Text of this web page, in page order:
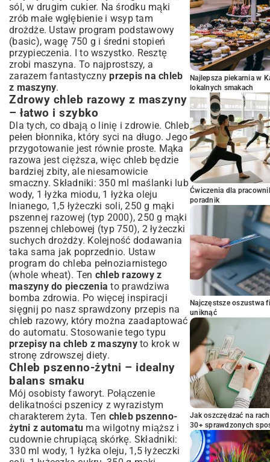
sól, w drugim cukier. Na środku mąki
zrób małe wgłębienie i wsyp tam
drożdże. Ustaw program podstawowy
(basic), wagę 750 g i średni stopień
przypieczenia. I to wszystko. Resztę
zrobi maszyna. To najprostszy, a
zarazem fantastycznyprzepis na chleb
z maszyny.
Zdrowy chleb razowy z maszyny
– łatwo i szybko
Dla tych, co dbają o linię i zdrowie. Chleb
pełen błonnika, który syci na długo. Jego
przygotowanie jest równie proste. Mąka
razowa jest cięższa, więc chleb będzie
bardziej zbity, ale niesamowicie
smaczny. Składniki: 350 ml maślanki lub
wody, 1 łyżka miodu, 1 łyżka oleju
lnianego, 1,5 łyżeczki soli, 250 g mąki
pszennej razowej (typ 2000), 250 g mąki
pszennej chlebowej (typ 750), 2 łyżeczki
suchych drożdży. Kolejność dodawania
taka sama jak poprzednio. Ustaw
program do chleba pełnoziarnistego
(whole wheat). Ten chleb razowy z
maszyny do pieczenia to prawdziwa
bomba zdrowia. Po więcej inspiracji
sięgnij po nasz sprawdzony przepis na
chleb razowy, który można zaadaptować
do automatu. Stosowanie tego typu
przepisy na chleb z maszynyto krok w
stronę zdrowszej diety.
Chleb pszenno-żytni – idealny
balans smaku
Mój osobisty faworyt. Połączenie
delikatności pszenicy z wyrazistym
charakterem żyta. Ten chleb pszenno-
żytni z automatu ma wilgotny miąższ i
cudownie chrupiącą skórkę. Składniki:
330 ml wody, 1 łyżka oleju, 1,5 łyżeczki
Najlepsza piekarnia w
lokalnych smakach
Ćwiczenia dla
poradnik
Najczęstsze oszustwa
uniknąć
Jak oszczędzać na
30+ sprawdzonych